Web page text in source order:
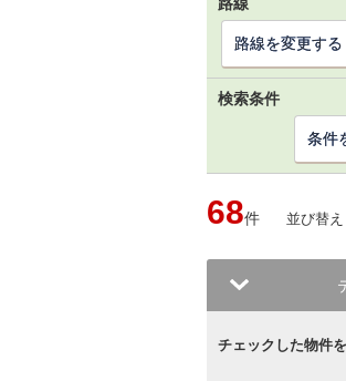
路線を変更する
検索条件
条件
68件 並び替え
チェックした物件